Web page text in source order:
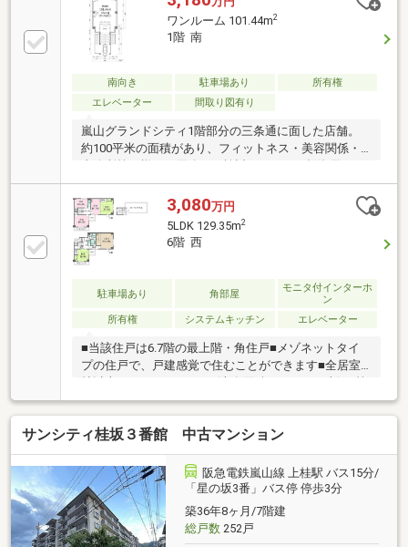
ワンルーム 101.44m2
1階 南
南向き 駐車場あり
所有権
エレベーター
間取り図有り
嵐山グランドシティ1階部分の三条通に面した店舗。
約100平米の面積があり、フィットネス・美容関係・
ても魅力です。
3,080万円
5LDK 129.35m2
6階 西
駐車場あり 角部屋
モニタ付インターホ
ン
所有権
システムキッチン エレベーター
■当該住戸は6.7階の最上階・角住戸■メゾネットタイ
プの住戸で、戸建感覚で住むことができます■全居室6
所のバルコニー付きで、陽当り・眺望良好■開放的な
ルーフテラスが備わり、暮らしを彩ります(※別途費用
要)■遠くまで広がる景色やリバービューをお楽しみい
ただけます■全居室に開口部が設けられ、風通し良好■
和室が2部屋備わり、ゆったりとくつろげます■トイレ
は2箇所ございます■敷地内に機械式駐車場有り(サイズ
制限有り)■複数沿線利用可能・京福嵐山本線「有栖
川」駅 徒歩6分・山陰本線「嵯峨嵐山」駅 徒歩15
分 他
サンシティ桂坂３番館 中古マンション
阪急電鉄嵐山線 上桂駅 バス15分/
「星の坂3番」バス停 停歩3分
築36年8ヶ月/7階建
総戸数252戸